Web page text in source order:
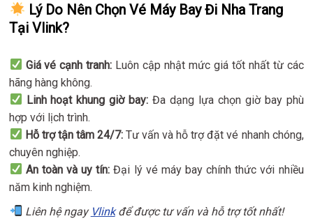
Lý Do Nên Chọn Vé Máy Bay Đi Nha Trang
Tại Vlink?
Giá vé cạnh tranh: Luôn cập nhật mức giá tốt nhất từ các
hãng hàng không.
Linh hoạt khung giờ bay: Đa dạng lựa chọn giờ bay phù
hợp với lịch trình.
Hỗ trợ tận tâm 24/7: Tư vấn và hỗ trợ đặt vé nhanh chóng,
chuyên nghiệp.
An toàn và uy tín: Đại lý vé máy bay chính thức với nhiều
năm kinh nghiệm.
Liên hệ ngay Vlinkđể được tư vấn và hỗ trợ tốt nhất!